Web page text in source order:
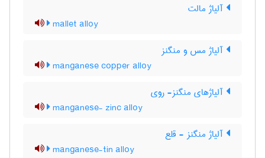
آلیاژ مالت
mallet alloy
آلیاژ مس و منگنز
manganese copper alloy
آلیاژهای منگنز- روی
manganese- zinc alloy
آلیاژ منگنز - قلع
manganese-tin alloy